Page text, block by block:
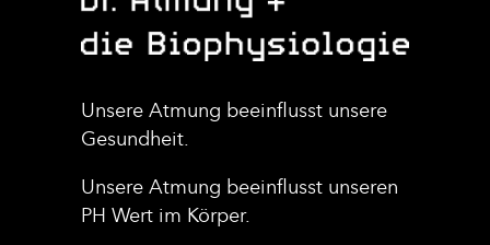
Unsere Atmung beeinflusst unsere
Gesundheit.
Unsere Atmung beeinflusst unseren
PH Wert im Körper.